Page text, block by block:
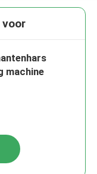
machine